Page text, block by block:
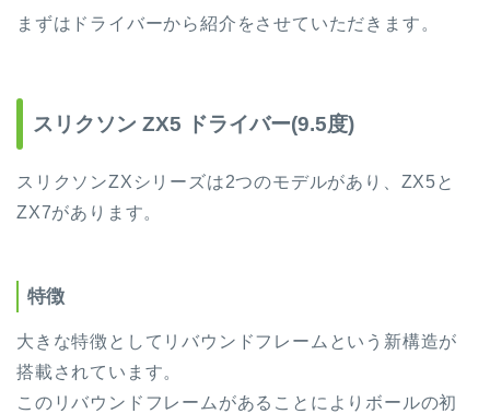
まずはドライバーから紹介をさせていただきます。
スリクソン ZX5 ドライバー(9.5度)
スリクソンZXシリーズは2つのモデルがあり、ZX5と
ZX7があります。
特徴
大きな特徴としてリバウンドフレームという新構造が
搭載されています。
このリバウンドフレームがあることによりボールの初